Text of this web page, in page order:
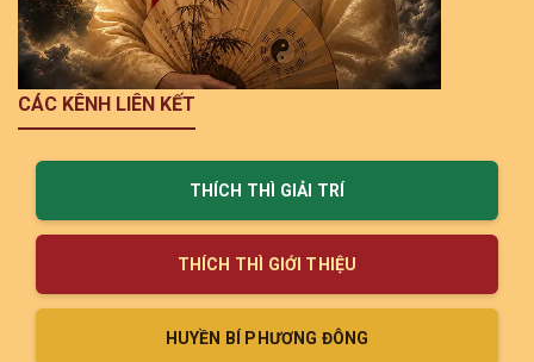
CÁC KÊNH LIÊN KẾT
THÍCH THÌ GIẢI TRÍ
THÍCH THÌ GIỚI THIỆU
HUYỀN BÍ PHƯƠNG ĐÔNG